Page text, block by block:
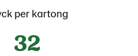
per kartong
32